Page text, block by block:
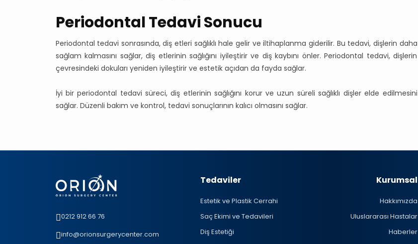
Periodontal Tedavi Sonucu
Periodontal tedavi sonrasında, diş etleri sağlıklı hale gelir ve iltihaplanma giderilir. Bu tedavi, dişlerin daha
sağlam kalmasını sağlar, diş etlerinin sağlığını iyileştirir ve diş kaybını önler. Periodontal tedavi, dişlerin
çevresindeki dokuları yeniden iyileştirir ve estetik açıdan da fayda sağlar.
İyi bir periodontal tedavi süreci, diş etlerinin sağlığını korur ve uzun süreli sağlıklı dişler elde edilmesini
sağlar. Düzenli bakım ve kontrol, tedavi sonuçlarının kalıcı olmasını sağlar.
0212 912 66 76
info@orionsurgerycenter.com
Tedaviler
Estetik ve Plastik Cerrahi
Saç Ekimi ve Tedavileri
Diş Estetiği
Kurumsal
Hakkımızda
Uluslararası Hastalar
Haberler